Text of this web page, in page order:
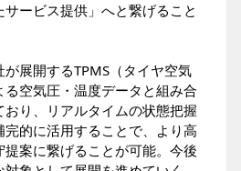
サービス提供」へと繋げること
展開するTPMS（タイヤ空気
空気圧・温度データと組み合
り、リアルタイムの状態把握
完的に活用することで、より高
案に繋げることが可能。今後